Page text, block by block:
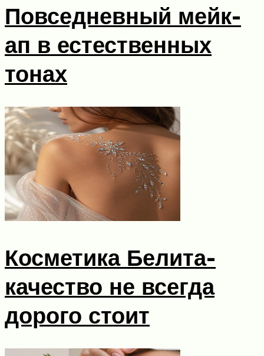
Повседневный мейк-
ап в естественных
тонах
Косметика Белита-
качество не всегда
дорого стоит